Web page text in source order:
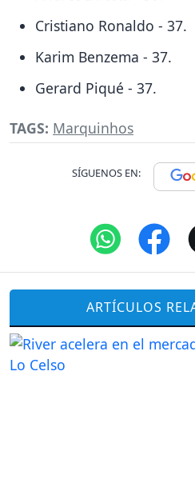
Cristiano Ronaldo - 37.
Karim Benzema - 37.
Gerard Piqué - 37.
TAGS: Marquinhos
SÍGUENOS EN:
ARTÍCULOS